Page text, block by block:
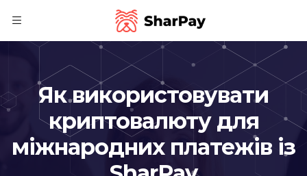
Як використовувати
криптовалюту для
міжнародних платежів із